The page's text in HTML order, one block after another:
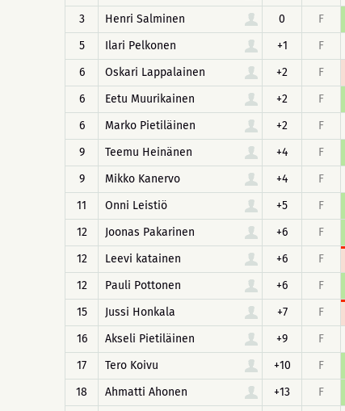
3
Henri Salminen 0 F
5
Ilari Pelkonen +1 F
6
Oskari Lappalainen +2 F
6
Eetu Muurikainen +2 F
6
Marko Pietiläinen +2 F
9
Teemu Heinänen +4 F
9
Mikko Kanervo +4 F
11
Onni Leistiö +5 F
12
Joonas Pakarinen +6 F
12
Leevi katainen +6 F
12
Pauli Pottonen +6 F
15
Jussi Honkala +7 F
16
Akseli Pietiläinen +9 F
17
Tero Koivu +10 F
18
Ahmatti Ahonen +13 F